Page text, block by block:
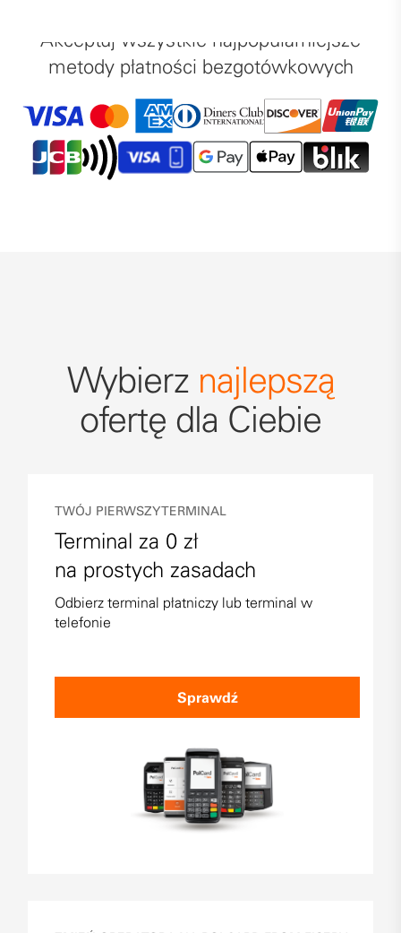
Akceptuj wszystkie najpopularniejsze
metody płatności bezgotówkowych
Wybierz najlepszą
ofertę dla Ciebie
TWÓJ PIERWSZY TERMINAL
Terminal za 0 zł
na prostych zasadach
Odbierz terminal płatniczy lub terminal w
telefonie
Sprawdź